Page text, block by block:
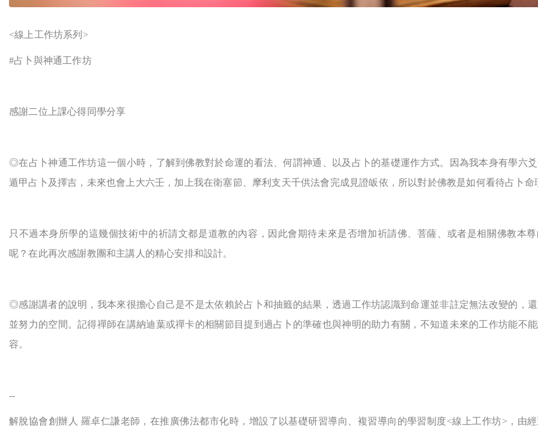
<線上工作坊系列>
#占卜與神通工作坊
感謝二位上課心得同學分享
◎在占卜神通工作坊這一個小時，了解到佛教對於命運的看法、何謂神通、以及占卜的基礎運作方式。因為我本身有學六
遁甲占卜及擇吉，未來也會上大六壬，加上我在衛塞節、摩利支天千供法會完成見證皈依，所以對於佛教是如何看待占卜命
只不過本身所學的這幾個技術中的祈請文都是道教的內容，因此會期待未來是否增加祈請佛、菩薩、或者是相關佛教本
呢？在此再次感謝教團和主講人的精心安排和設計。
◎感謝講者的說明，我本來很擔心自己是不是太依賴於占卜和抽籤的結果，透過工作坊認識到命運並非註定無法改變的，
並努力的空間。記得禪師在講納迪葉或禪卡的相關節目提到過占卜的準確也與神明的助力有關，不知道未來的工作坊能不
容。
--
解脫協會創辦人 羅卓仁謙老師，在推廣佛法都市化時，增設了以基礎研習導向、複習導向的學習制度<線上工作坊>，由經